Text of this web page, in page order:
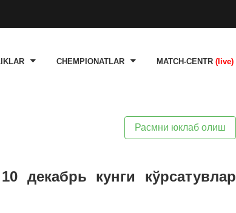
CHEMPIONATLAR MATCH-CENTR (live)
Расмни юклаб олиш
декабрь кунги кўрсатувлар